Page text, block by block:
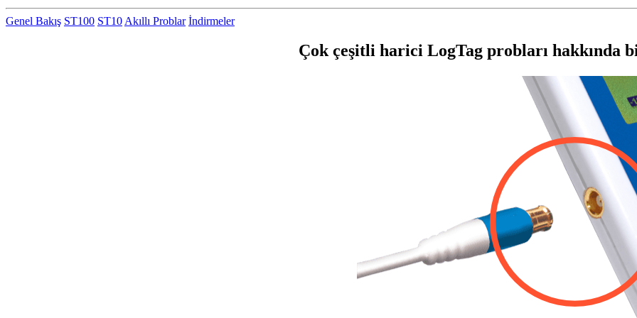
Genel Bakış ST100 ST10 Akıllı Problar İndirmeler
Çok çeşitli harici LogTag probları hakkında